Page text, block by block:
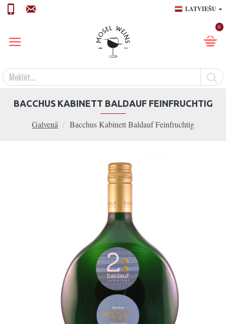
LATVIEŠU
0
Galvenā Bacchus Kabinett Baldauf Feinfruchtig
BACCHUS KABINETT BALDAUF FEINFRUCHTIG